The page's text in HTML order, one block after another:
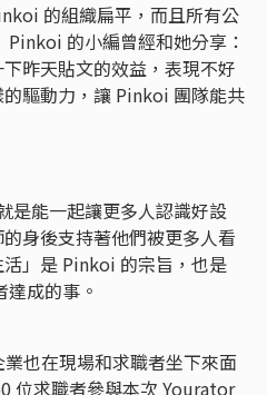
的組織扁平，而且所有公
的小編曾經和她分享：
下昨天貼文的效益，表現不好
驅動力，讓 Pinkoi 團隊能共
是能一起讓更多人認識好設
身後支持著他們被更多人看
」是 Pinkoi 的宗旨，也是
成的事。
也在現場和求職者坐下來面
位求職者參與本次 Yourator